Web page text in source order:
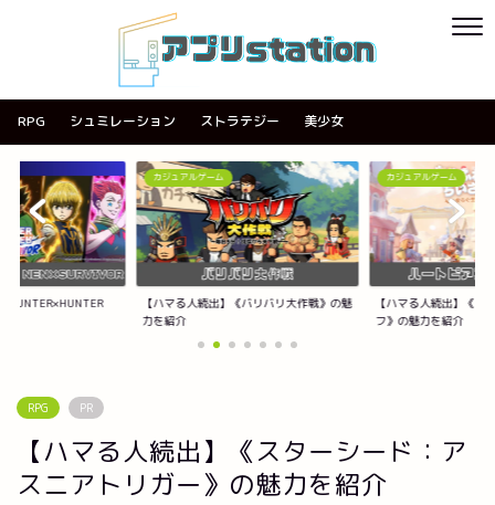
RPG シュミレーション ストラテジー 美少女
バリバリ大作戦》の魅
カジュアルゲーム
【ハマる人続出】《ハートピアスローライ
フ》の魅力を紹介
カジュアルゲーム
【ハマる人続出】《
紹介
RPG PR
【ハマる人続出】《スターシード：ア
スニアトリガー》の魅力を紹介